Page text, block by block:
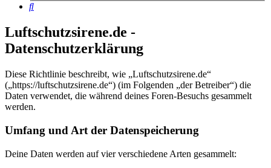
Suche
Luftschutzsirene.de -
Datenschutzerklärung
Diese Richtlinie beschreibt, wie „Luftschutzsirene.de“
(„https://luftschutzsirene.de“) (im Folgenden „der Betreiber“) die
Daten verwendet, die während deines Foren-Besuchs gesammelt
werden.
Umfang und Art der Datenspeicherung
Deine Daten werden auf vier verschiedene Arten gesammelt: